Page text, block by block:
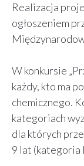
Realizacja
ogłoszeniem
W konkursie
każdy, kto ma
chemicznego.
kategoriach
dla których
9 lat (kategoria